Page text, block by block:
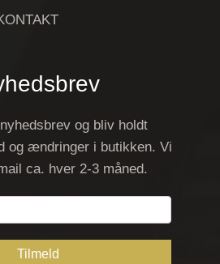
og bliv holdt
og ændringer i butikken. Vi
ca. hver 2-3 måned.